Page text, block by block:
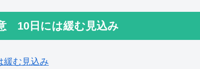
10日には緩む見込み
緩む見込み